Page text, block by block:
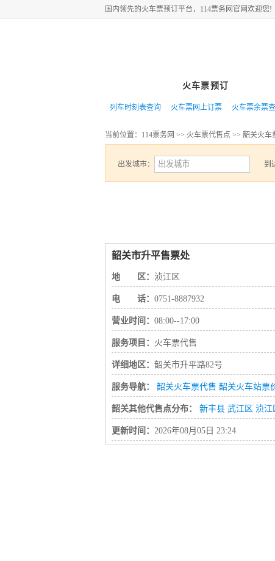
国内领先的火车票预订平台，114票务网官网欢迎您!
火车票预订
列车时刻表查询 火车票网上订票 火车票余票
当前位置： 114票务网 >> 火车票代售点 >> 韶关火车
出发城市： 到
韶关市升平售票处
地 区： 浈江区
电 话： 0751-8887932
营业时间： 08:00--17:00
服务项目： 火车票代售
详细地区： 韶关市升平路82号
服务导航： 韶关火车票代售 韶关火车站票
韶关其他代售点分布： 新丰县 武江区 浈江
更新时间： 2026年08月05日 23:24